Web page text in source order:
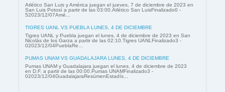
Atlético San Luis y América juegan el jueves, 7 de diciembre de 2023 en
San Luis Potosí a partir de las 03:00.Atlético San LuisFinalizado0 -
52023/12/07Amé...
TIGRES UANL VS PUEBLA LUNES, 4 DE DICIEMBRE
Tigres UANL y Puebla juegan el lunes, 4 de diciembre de 2023 en San
Nicolás de los Garza a partir de las 02:10.Tigres UANLFinalizado3 -
02023/12/04PueblaRe...
PUMAS UNAM VS GUADALAJARA LUNES, 4 DE DICIEMBRE
Pumas UNAM y Guadalajara juegan el lunes, 4 de diciembre de 2023
en D.F. a partir de las 00:00.Pumas UNAMFinalizado3 -
02023/12/04GuadalajaraResúmenEstadís...